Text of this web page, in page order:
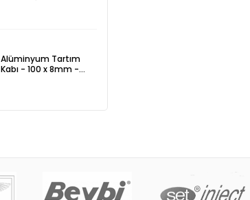
Alüminyum Tartım
Kabı - 100 x 8mm -